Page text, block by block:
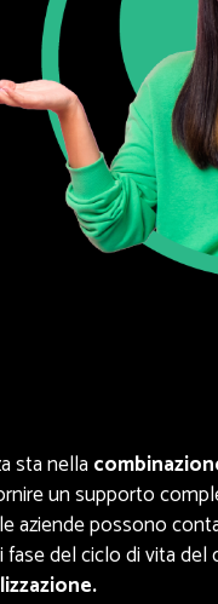
sta nella
un supporto
aziende possono
del ciclo di vita del